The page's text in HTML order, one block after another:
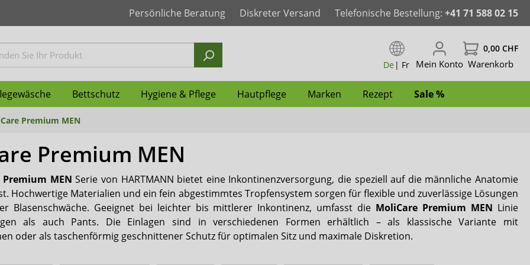
Persönliche Beratung Diskreter Versand Telefonische Bestellung: +41 71 588 02 15
De | Fr Mein Konto
0,00 CHF
Warenkorb
Bettschutz Hygiene & Pflege Hautpflege Marken Rezept Sale %
Inkontinenz Windeln
Unterhosen Vlieswindeln Windeln mit Folie
XXL Produkte Fixierhosen & Netzhosen
Bademode
Frauen Windelhosen für Frauen
Vorlagen Schutzhosen PVC & PU Inkontinenz-Bademode für Frauen
Männer Windelhosen für Männer
PVC & PU Männer Fixierhosen & Netzhosen für Männer Inkontinenz-Bademode für Männer
Zubehör Penisklemmen
grosse Kinder Inkontinenzhosen für Kinder
Pflegehemden
Ess Schürzen & Lätzchen Hüftprotektoren
Einweg Inkontinenzunterlagen waschbar
Geruchsneutralisierer
Taschen WCs Anti-Dekubitus
Feuchtpflegetücher
Shampoo Reinigungsschaum
Seni
Attends iD
Ontex Dailee
Medintim Janibell
Premium MEN
Premium MEN
Premium MEN Serie von HARTMANN bietet eine Inkontinenzversorgung, die speziell auf die männliche Anatomie
Hochwertige Materialien und ein fein abgestimmtes Tropfensystem sorgen für flexible und zuverlässige Lösungen
Blasenschwäche. Geeignet bei leichter bis mittlerer Inkontinenz, umfasst die MoliCare Premium MEN Linie
als auch Pants. Die Einlagen sind in verschiedenen Formen erhältlich – als klassische Variante mit
oder als taschenförmig geschnittener Schutz für optimalen Sitz und maximale Diskretion.